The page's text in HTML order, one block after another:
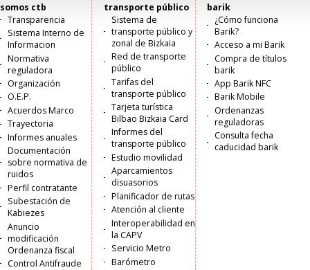
Menú
principal
somos ctb
Transparencia
Sistema Interno de
Informacion
Normativa
reguladora
Organización
O.E.P.
Acuerdos Marco
Trayectoria
Informes anuales
Documentación
sobre normativa de
ruidos
Perfil contratante
Subestación de
Kabiezes
Anuncio
modificación
Ordenanza fiscal
Control Antifraude
transporte público
Sistema de
transporte público y
zonal de Bizkaia
Red de transporte
público
Tarifas del
transporte público
Tarjeta turística
Bilbao Bizkaia Card
Informes del
transporte público
Estudio movilidad
Aparcamientos
disuasorios
Planificador de rutas
Atención al cliente
Interoperabilidad en
la CAPV
Servicio Metro
Barómetro
barik
¿Cómo funciona
Barik?
Acceso a mi Barik
Compra de títulos
barik
App Barik NFC
Barik Mobile
Ordenanzas
reguladoras
Consulta fecha
caducidad barik